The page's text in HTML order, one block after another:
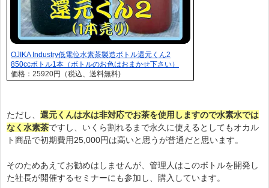
OJIKA Industry低電位水素茶製造ボトル還元くん2
850ccボトル1本（ボトルのお色はおまかせ下さい）
価格：25920円（税込、送料無料)
ただし、 還元くんは水は非対応でお茶を使用しますので水素水では
なく水素茶ですし、いくら割れるまで永久に使えるとしてもオカル
ト商品で初期費用25,000円は高いと思うが普通だと思います。
そのためあえてお勧めはしませんが、管理人はこのボトルを開発し
た社長が開催するセミナーにも参加し、購入しています。